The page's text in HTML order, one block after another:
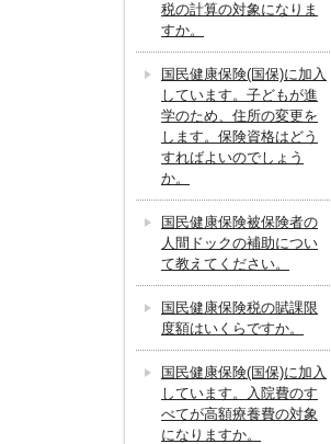
税の計算の対象になりま
すか。
国民健康保険(国保)に加入
しています。子どもが進
学のため、住所の変更を
します。保険資格はどう
すればよいのでしょう
か。
国民健康保険被保険者の
人間ドックの補助につい
て教えてください。
国民健康保険税の賦課限
度額はいくらですか。
国民健康保険(国保)に加入
しています。入院費のす
べてが高額療養費の対象
になりますか。